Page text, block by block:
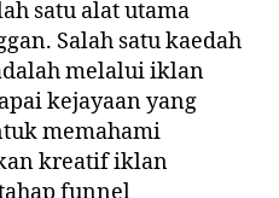
satu alat utama
Salah satu kaedah
melalui iklan
kejayaan yang
memahami
kreatif iklan
funnel